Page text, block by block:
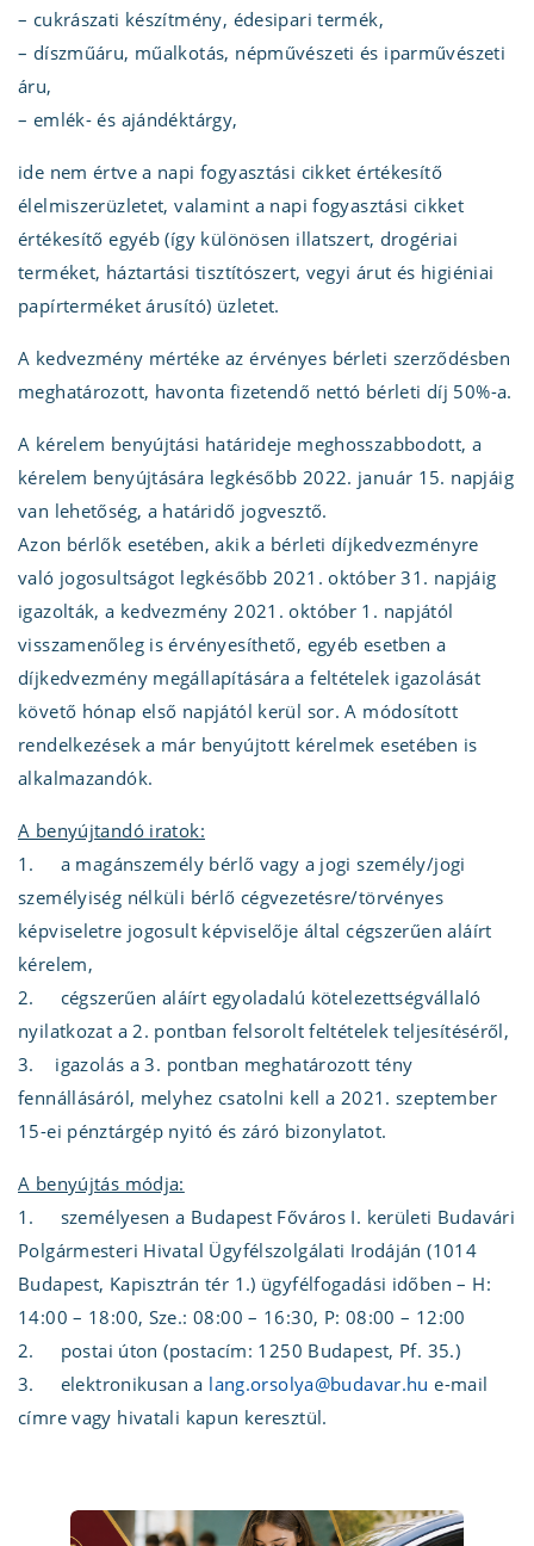
– cukrászati készítmény, édesipari termék,
– díszműáru, műalkotás, népművészeti és iparművészeti
áru,
– emlék- és ajándéktárgy,
ide nem értve a napi fogyasztási cikket értékesítő
élelmiszerüzletet, valamint a napi fogyasztási cikket
értékesítő egyéb (így különösen illatszert, drogériai
terméket, háztartási tisztítószert, vegyi árut és higiéniai
papírterméket árusító) üzletet.
A kedvezmény mértéke az érvényes bérleti szerződésben
meghatározott, havonta fizetendő nettó bérleti díj 50%-a.
A kérelem benyújtási határideje meghosszabbodott, a
kérelem benyújtására legkésőbb 2022. január 15. napjáig
van lehetőség, a határidő jogvesztő.
Azon bérlők esetében, akik a bérleti díjkedvezményre
való jogosultságot legkésőbb 2021. október 31. napjáig
igazolták, a kedvezmény 2021. október 1. napjától
visszamenőleg is érvényesíthető, egyéb esetben a
díjkedvezmény megállapítására a feltételek igazolását
követő hónap első napjától kerül sor. A módosított
rendelkezések a már benyújtott kérelmek esetében is
alkalmazandók.
A benyújtandó iratok:
1. a magánszemély bérlő vagy a jogi személy/jogi
személyiség nélküli bérlő cégvezetésre/törvényes
képviseletre jogosult képviselője által cégszerűen aláírt
kérelem,
2. cégszerűen aláírt egyoladalú kötelezettségvállaló
nyilatkozat a 2. pontban felsorolt feltételek teljesítéséről,
3. igazolás a 3. pontban meghatározott tény
fennállásáról, melyhez csatolni kell a 2021. szeptember
15-ei pénztárgép nyitó és záró bizonylatot.
A benyújtás módja:
1. személyesen a Budapest Főváros I. kerületi Budavári
Polgármesteri Hivatal Ügyfélszolgálati Irodáján (1014
Budapest, Kapisztrán tér 1.) ügyfélfogadási időben – H:
14:00 – 18:00, Sze.: 08:00 – 16:30, P: 08:00 – 12:00
2. postai úton (postacím: 1250 Budapest, Pf. 35.)
3. elektronikusan a lang.orsolya@budavar.hu e-mail
címre vagy hivatali kapun keresztül.